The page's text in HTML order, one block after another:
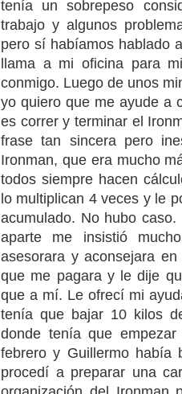
tenía un sobrepeso
trabajo y algunos
pero sí habíamos hablado
llama a mi oficina para
conmigo. Luego de unos
yo quiero que me ayude a
es correr y terminar el
frase tan sincera pero
Ironman, que era mucho
todos siempre hacen
lo multiplican 4 veces y le
acumulado. No hubo
aparte me insistió
asesorara y aconsejara
que me pagara y le dije
que a mí. Le ofrecí mi
tenía que bajar 10 kilos
donde tenía que
febrero y Guillermo
procedí a preparar una